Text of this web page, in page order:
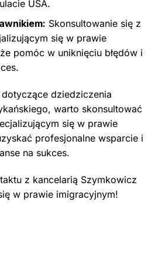
USA.
Skonsultowanie się z
się w prawie
pomóc w uniknięciu błędów i
dziedziczenia
warto skonsultować
się w prawie
profesjonalne wsparcie i
na sukces.
z kancelarią Szymkowicz
w prawie imigracyjnym!